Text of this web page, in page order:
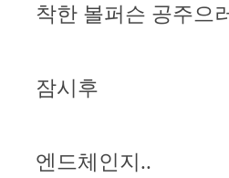
착한 볼퍼슨 공주으
잠시후
엔드체인지..